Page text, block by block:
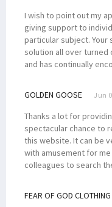
I wish to point out my
giving support to
particular subject.
solution all over
and has continually
GOLDEN GOOSE Jun
Thanks a lot for
spectacular chance to
this website. It can be
with amusement for
colleagues to search
FEAR OF GOD CLOTHING